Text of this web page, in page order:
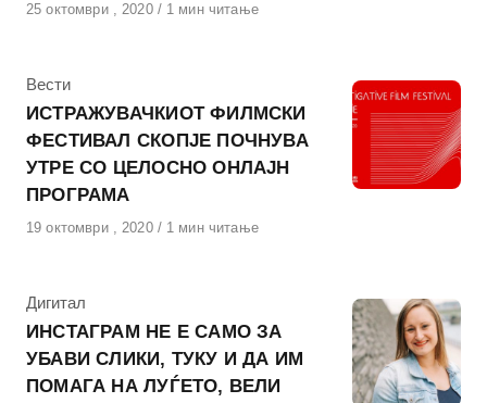
Објавено
25 октомври , 2020 1 мин читање
КАтегорија
Вести
ИСТРАЖУВАЧКИОТ ФИЛМСКИ
ФЕСТИВАЛ СКОПЈЕ ПОЧНУВА
УТРЕ СО ЦЕЛОСНО ОНЛАЈН
ПРОГРАМА
Објавено
19 октомври , 2020 1 мин читање
КАтегорија
Дигитал
ИНСТАГРАМ НЕ Е САМО ЗА
УБАВИ СЛИКИ, ТУКУ И ДА ИМ
ПОМАГА НА ЛУЃЕТО, ВЕЛИ